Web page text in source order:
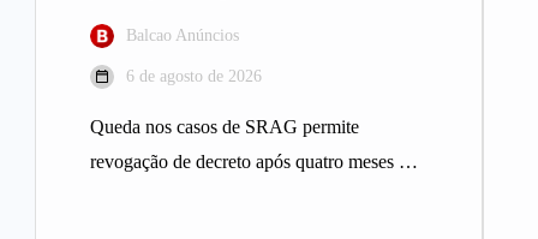
Balcao Anúncios
6 de agosto de 2026
Queda nos casos de SRAG permite
revogação de decreto após quatro meses A